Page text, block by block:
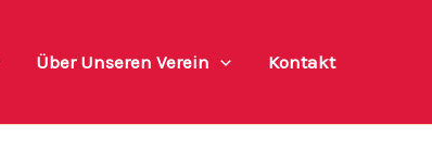
Über Unseren Verein Kontakt